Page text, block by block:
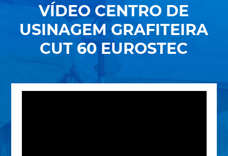
VÍDEO CENTRO DE
USINAGEM GRAFITEIRA
CUT 60 EUROSTEC